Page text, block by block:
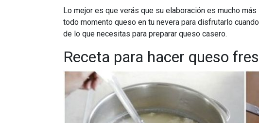
Lo mejor es que verás que su elaboración es mucho
todo momento queso en tu nevera para disfrutarlo
de lo que necesitas para preparar queso casero.
Receta para hacer queso